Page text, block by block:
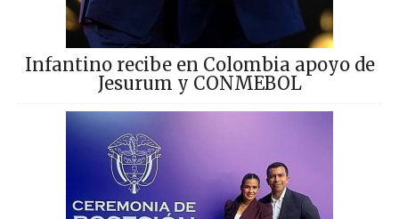
Infantino recibe en Colombia apoyo de
Jesurum y CONMEBOL